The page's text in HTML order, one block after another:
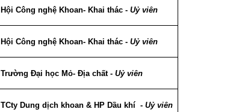
Hội Công nghệ Khoan- Khai thác -Uỷ viên
Hội Công nghệ Khoan- Khai thác -Uỷ viên
Trường Đại học Mỏ- Địa chất -Uỷ viên
TCty Dung dịch khoan & HP Dầu khí -Uỷ viên